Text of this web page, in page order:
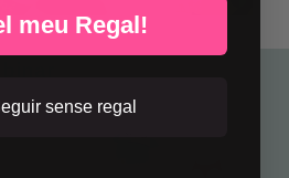
meu Regal!
sense regal